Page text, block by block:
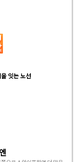
잇는 노선